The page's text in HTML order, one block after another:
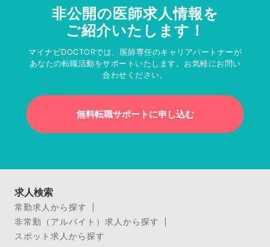
非公開の医師求人情報を
ご紹介いたします！
マイナビDOCTORでは、医師専任のキャリアパートナーが
あなたの転職活動をサポートいたします。お気軽にお問い
合わせください。
無料転職サポートに申し込む
求人検索
常勤求人から探す
非常勤（アルバイト）求人から探す
スポット求人から探す